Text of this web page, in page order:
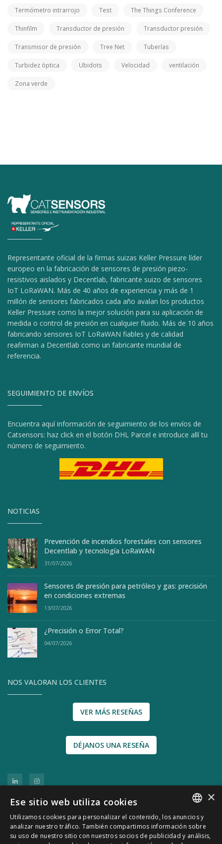
Termómetro intrarrojo Test The Things Conference
Thinfilm Transductor de presión Transductor presión
Transmisor de presión Tree Net Tuberías
Turbidez óptica Ubidots Velocidad ventilación
Zona verde
Representante oficial de la firmas suizas Keller Pressure líder
europeo en la fabricación de sensores de presión piezo-
resistivos aislados y Decentlab, fabricante suizo de sensores
IoT LoRaWAN. Más de 40 años de experiencia y más de 1
millón de sensores fabricados cada año avalan los productos
Keller Pressure como la mejor solución para su aplicación de
medida o control de presión en cualquier fluido. Más de 10 años
fabricando sensores IoT LoRaWAN fiables y de calidad
reafirman a Decentlab como un fabricante mundial de
referencia.
SEGUIMIENTO DE ENVÍOS
Encuentra aquí información de seguimiento de los envíos de
Catsensors: haz click en el botón DHL Parcel e introduce allí tu
número de seguimiento.
NOTICIAS
Prevención de incendios forestales con sensores
Decentlab y tecnología LoRaWAN
31/07/2026
Sensores de presión para petróleo y gas: precisión
en condiciones extremas
13/07/2026
¿Precisión o Error Total?
04/07/2026
NOS VALORAN LOS CLIENTES
VER MÁS RESEÑAS
DÉJANOS UNA RESEÑA
SPANISH
CATALÀ
×
Ese sitio web utiliza cookies
Utilizamos cookies para personalizar el contenido, los anuncios y
analizar nuestro tráfico. También compartimos información sobre
su uso de nuestro sitio con nuestros socios de publicidad y análisis,